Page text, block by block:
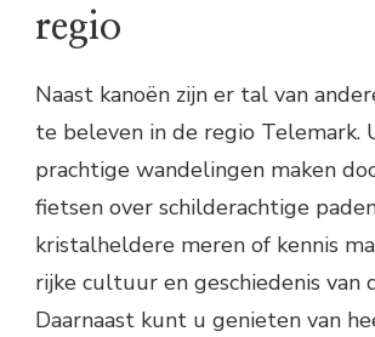
regio
Naast kanoën zijn er tal van
te beleven in de regio Telemark.
prachtige wandelingen maken
fietsen over schilderachtige
kristalheldere meren of kennis
rijke cultuur en geschiedenis van
Daarnaast kunt u genieten van